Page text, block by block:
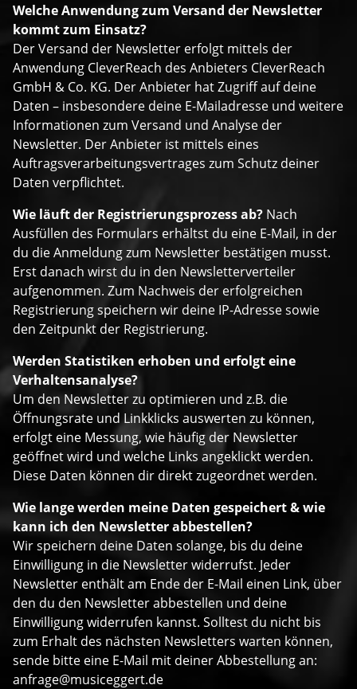
Welche Anwendung zum Versand der Newsletter
kommt zum Einsatz?
Der Versand der Newsletter erfolgt mittels der
Anwendung CleverReach des Anbieters CleverReach
GmbH & Co. KG. Der Anbieter hat Zugriff auf deine
Daten – insbesondere deine E-Mailadresse und weitere
Informationen zum Versand und Analyse der
Newsletter. Der Anbieter ist mittels eines
Auftragsverarbeitungsvertrages zum Schutz deiner
Daten verpflichtet.
Wie läuft der Registrierungsprozess ab? Nach
Ausfüllen des Formulars erhältst du eine E-Mail, in der
du die Anmeldung zum Newsletter bestätigen musst.
Erst danach wirst du in den Newsletterverteiler
aufgenommen. Zum Nachweis der erfolgreichen
Registrierung speichern wir deine IP-Adresse sowie
den Zeitpunkt der Registrierung.
Werden Statistiken erhoben und erfolgt eine
Verhaltensanalyse?
Um den Newsletter zu optimieren und z.B. die
Öffnungsrate und Linkklicks auswerten zu können,
erfolgt eine Messung, wie häufig der Newsletter
geöffnet wird und welche Links angeklickt werden.
Diese Daten können dir direkt zugeordnet werden.
Wie lange werden meine Daten gespeichert & wie
kann ich den Newsletter abbestellen?
Wir speichern deine Daten solange, bis du deine
Einwilligung in die Newsletter widerrufst. Jeder
Newsletter enthält am Ende der E-Mail einen Link, über
den du den Newsletter abbestellen und deine
Einwilligung widerrufen kannst. Solltest du nicht bis
zum Erhalt des nächsten Newsletters warten können,
sende bitte eine E-Mail mit deiner Abbestellung an:
anfrage@musiceggert.de